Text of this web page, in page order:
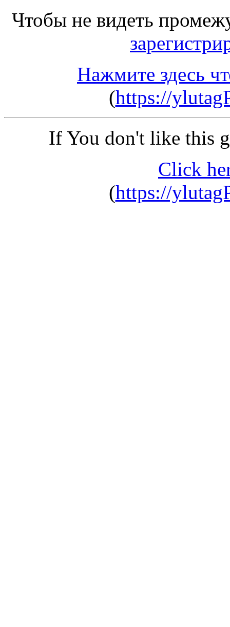
Чтобы не видеть
Нажмите здесь
(https://
If You don't like this
Click
(https://